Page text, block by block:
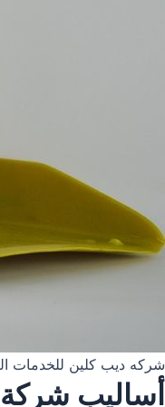
شركه ديب كلين للخدمات التنظيف
أساليب